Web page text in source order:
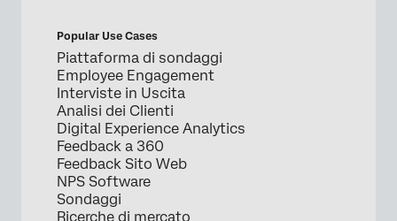
Popular Use Cases
Piattaforma di sondaggi
Employee Engagement
Interviste in Uscita
Analisi dei Clienti
Digital Experience Analytics
Feedback a 360
Feedback Sito Web
NPS Software
Sondaggi
Ricerche di mercato